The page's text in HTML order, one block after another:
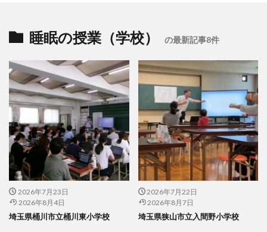
睡眠の授業（学校） の最新記事8件
2026年7月23日
2026年8月4日
埼玉県桶川市立桶川東小学校
2026年7月22日
2026年8月7日
埼玉県狭山市立入間野小学校